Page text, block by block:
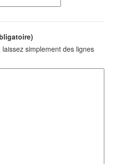
simplement des lignes